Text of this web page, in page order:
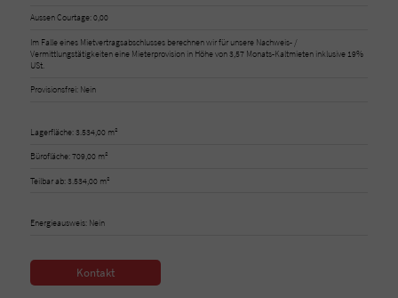
Aussen Courtage: 0,00
Im Falle eines Mietvertragsabschlusses berechnen wir für unsere Nachweis- /
Vermittlungstätigkeiten eine Mieterprovision in Höhe von 3,57 Monats-Kaltmieten inklusive 19%
USt.
Provisionsfrei: Nein
Lagerfläche: 3.534,00 m²
Bürofläche: 709,00 m²
Teilbar ab: 3.534,00 m²
Energieausweis: Nein
Kontakt